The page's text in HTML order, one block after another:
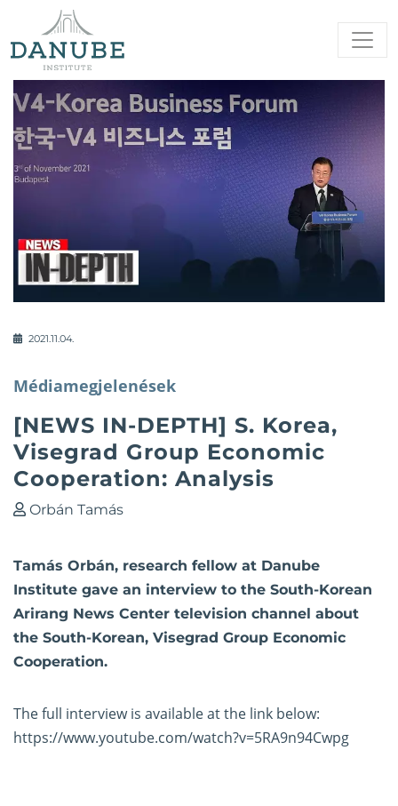
2021.11.04.
Médiamegjelenések
[NEWS IN-DEPTH] S. Korea,
Visegrad Group Economic
Cooperation: Analysis
Orbán Tamás
Tamás Orbán, research fellow at Danube
Institute gave an interview to the South-Korean
Arirang News Center television channel about
the South-Korean, Visegrad Group Economic
Cooperation.
The full interview is available at the link below:
https://www.youtube.com/watch?v=5RA9n94Cwpg